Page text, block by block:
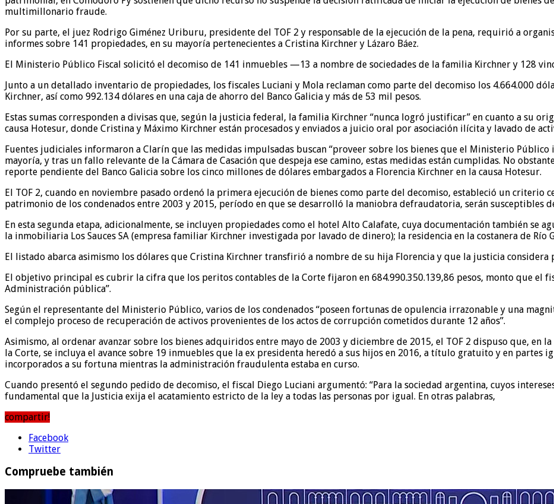
multimillonario fraude.
Por su parte, el juez Rodrigo Giménez Uriburu, presidente del TOF 2 y responsable de la ejecución de la pena, requirió a
informes sobre 141 propiedades, en su mayoría pertenecientes a Cristina Kirchner y Lázaro Báez.
El Ministerio Público Fiscal solicitó el decomiso de 141 inmuebles —13 a nombre de sociedades de la familia Kirchner y 128
Junto a un detallado inventario de propiedades, los fiscales Luciani y Mola reclaman como parte del decomiso los 4.664.000
Kirchner, así como 992.134 dólares en una caja de ahorro del Banco Galicia y más de 53 mil pesos.
Estas sumas corresponden a divisas que, según la justicia federal, la familia Kirchner “nunca logró justificar” en cuanto a su
causa Hotesur, donde Cristina y Máximo Kirchner están procesados y enviados a juicio oral por asociación ilícita y lavado de
Fuentes judiciales informaron a Clarín que las medidas impulsadas buscan “proveer sobre los bienes que el Ministerio Público
mayoría, y tras un fallo relevante de la Cámara de Casación que despeja ese camino, estas medidas están cumplidas. No
reporte pendiente del Banco Galicia sobre los cinco millones de dólares embargados a Florencia Kirchner en la causa Hotesur.
El TOF 2, cuando en noviembre pasado ordenó la primera ejecución de bienes como parte del decomiso, estableció un criterio
patrimonio de los condenados entre 2003 y 2015, período en que se desarrolló la maniobra defraudatoria, serán susceptibles
En esta segunda etapa, adicionalmente, se incluyen propiedades como el hotel Alto Calafate, cuya documentación también se
la inmobiliaria Los Sauces SA (empresa familiar Kirchner investigada por lavado de dinero); la residencia en la costanera de Río
El listado abarca asimismo los dólares que Cristina Kirchner transfirió a nombre de su hija Florencia y que la justicia considera
El objetivo principal es cubrir la cifra que los peritos contables de la Corte fijaron en 684.990.350.139,86 pesos, monto que el
Administración pública”.
Según el representante del Ministerio Público, varios de los condenados “poseen fortunas de opulencia irrazonable y una
el complejo proceso de recuperación de activos provenientes de los actos de corrupción cometidos durante 12 años”.
Asimismo, al ordenar avanzar sobre los bienes adquiridos entre mayo de 2003 y diciembre de 2015, el TOF 2 dispuso que, en
la Corte, se incluya el avance sobre 19 inmuebles que la ex presidenta heredó a sus hijos en 2016, a título gratuito y en partes
incorporados a su fortuna mientras la administración fraudulenta estaba en curso.
Cuando presentó el segundo pedido de decomiso, el fiscal Diego Luciani argumentó: “Para la sociedad argentina, cuyos
fundamental que la Justicia exija el acatamiento estricto de la ley a todas las personas por igual. En otras palabras,
compartir!
Facebook
Twitter
Compruebe también